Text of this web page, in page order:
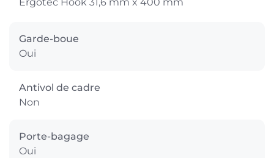
Garde-boue
Oui
Antivol de cadre
Non
Porte-bagage
Oui